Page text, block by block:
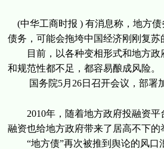
(中华工商时报 ) 有消息称，地方债
债务，可能会拖垮中国经济刚刚复苏
目前，以各种变相形式和地方政
和规范性都不足，都容易酿成风险。
国务院5月26日召开会议，部署加
2010年，随着地方政府投融资平
融资也给地方政府带来了居高不下的
“地方债”再次被推到舆论的风口